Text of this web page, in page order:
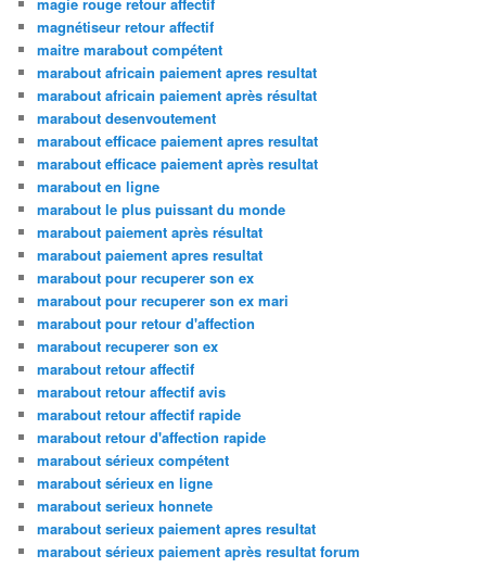
magnétiseur retour affectif
maitre marabout compétent
marabout africain paiement apres resultat
marabout africain paiement après résultat
marabout desenvoutement
marabout efficace paiement apres resultat
marabout efficace paiement après resultat
marabout en ligne
marabout le plus puissant du monde
marabout paiement après résultat
marabout paiement apres resultat
marabout pour recuperer son ex
marabout pour recuperer son ex mari
marabout pour retour d'affection
marabout recuperer son ex
marabout retour affectif
marabout retour affectif avis
marabout retour affectif rapide
marabout retour d'affection rapide
marabout sérieux compétent
marabout sérieux en ligne
marabout serieux honnete
marabout serieux paiement apres resultat
marabout sérieux paiement après resultat forum